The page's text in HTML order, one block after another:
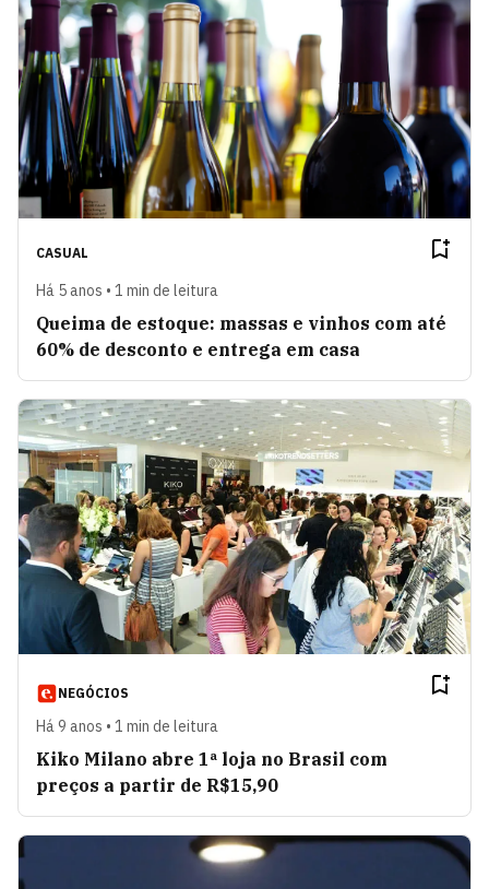
CASUAL
Há 5 anos • 1 min de leitura
Queima de estoque: massas e vinhos com até
60% de desconto e entrega em casa
NEGÓCIOS
Há 9 anos • 1 min de leitura
Kiko Milano abre 1ª loja no Brasil com
preços a partir de R$15,90